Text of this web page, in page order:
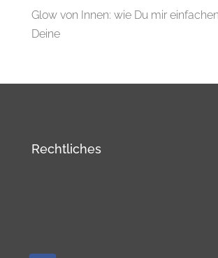
Glow von Innen: wie Du mir
Deine
Rechtliches